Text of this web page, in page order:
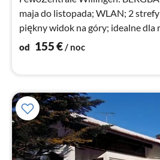
maja do listopada; WLAN; 2
piękny widok na góry; idealne dla
od 155€/ noc